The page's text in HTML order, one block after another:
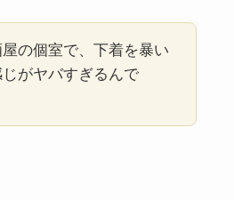
の個室で、下着を暴い
がヤバすぎるんで